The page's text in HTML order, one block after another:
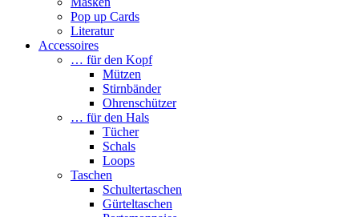
Pop up Cards
Literatur
Accessoires
… für den Kopf
Mützen
Stirnbänder
Ohrenschützer
… für den Hals
Tücher
Schals
Loops
Taschen
Schultertaschen
Gürteltaschen